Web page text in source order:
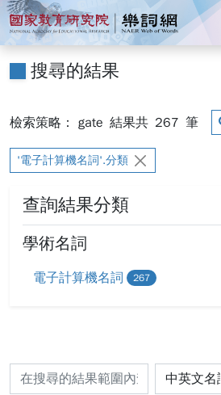
跳到主要內容
:::
國家教育研究院 樂
搜尋的結果
檢索策略： gate 結果共 267 筆
'電子計算機名詞'.分類
查詢結果分類
學術名詞
電子計算機名詞 267